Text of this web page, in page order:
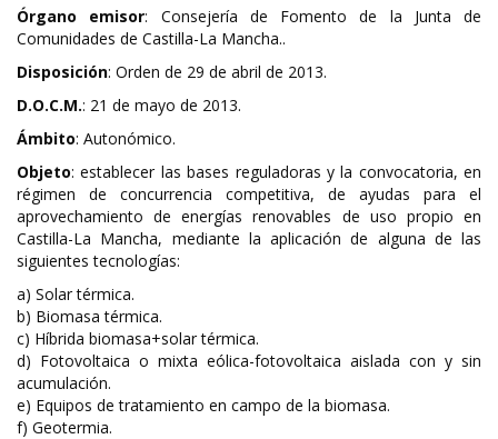
Órgano emisor: Consejería de Fomento de la Junta de
Comunidades de Castilla-La Mancha..
Disposición: Orden de 29 de abril de 2013.
D.O.C.M.: 21 de mayo de 2013.
Ámbito: Autonómico.
Objeto: establecer las bases reguladoras y la convocatoria, en
régimen de concurrencia competitiva, de ayudas para el
aprovechamiento de energías renovables de uso propio en
Castilla-La Mancha, mediante la aplicación de alguna de las
siguientes tecnologías:
a) Solar térmica.
b) Biomasa térmica.
c) Híbrida biomasa+solar térmica.
d) Fotovoltaica o mixta eólica-fotovoltaica aislada con y sin
acumulación.
e) Equipos de tratamiento en campo de la biomasa.
f) Geotermia.